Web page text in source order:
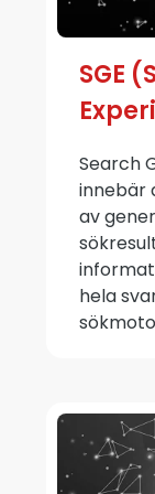
SGE
Search
innebär
av
hela